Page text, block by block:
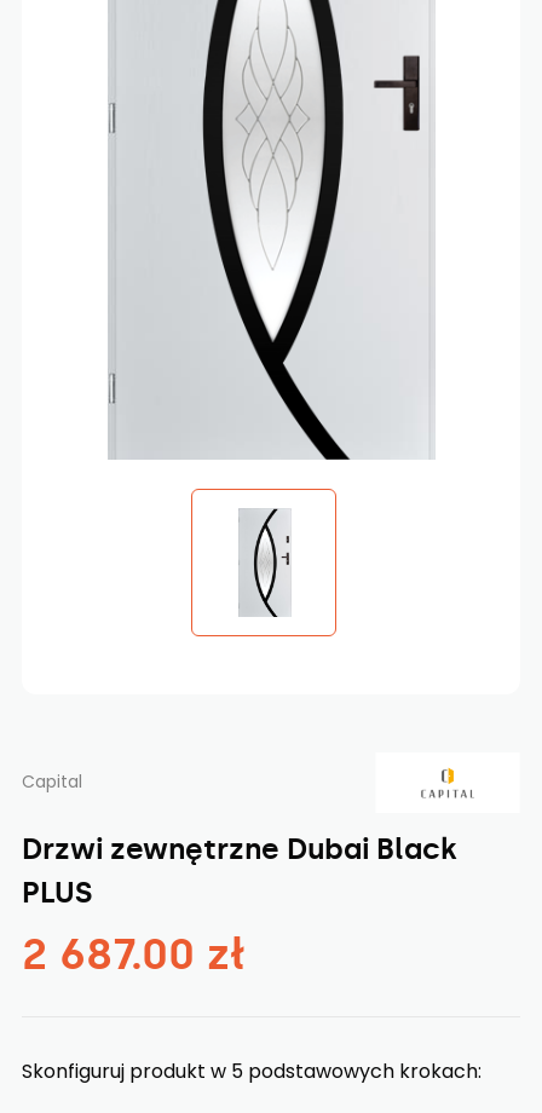
Capital
Drzwi zewnętrzne Dubai Black
PLUS
2 687.00 zł
Skonfiguruj produkt w 5 podstawowych krokach: